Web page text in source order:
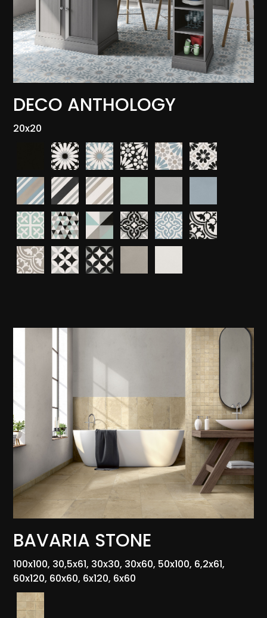
DECO ANTHOLOGY
20x20
BAVARIA STONE
100x100, 30,5x61, 30x30, 30x60, 50x100, 6,2x61,
60x120, 60x60, 6x120, 6x60